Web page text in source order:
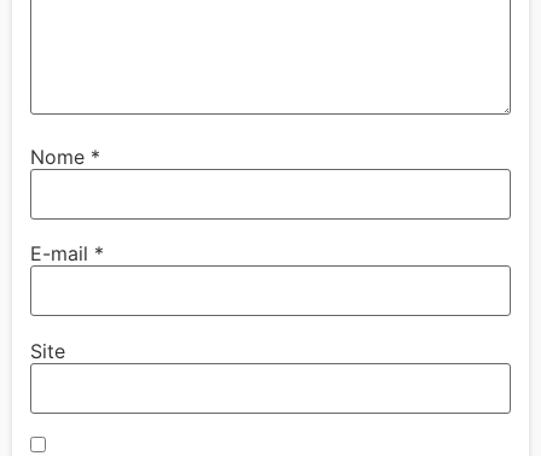
Nome *
E-mail *
Site